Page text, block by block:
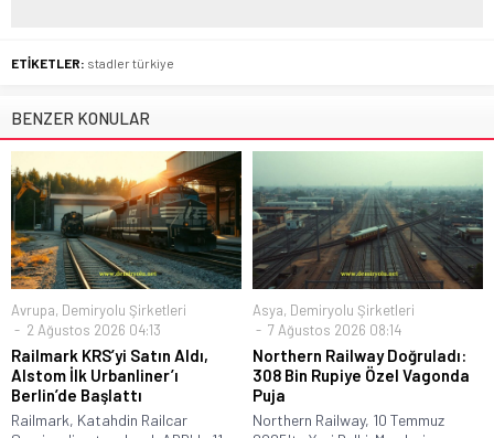
ETİKETLER: stadler türkiye
BENZER KONULAR
Avrupa, Demiryolu Şirketleri
2 Ağustos 2026 04:13
Railmark KRS’yi Satın Aldı,
Alstom İlk Urbanliner’ı
Berlin’de Başlattı
Railmark, Katahdin Railcar
Asya, Demiryolu Şirketleri
7 Ağustos 2026 08:14
Northern Railway Doğruladı:
308 Bin Rupiye Özel Vagonda
Puja
Northern Railway, 10 Temmuz